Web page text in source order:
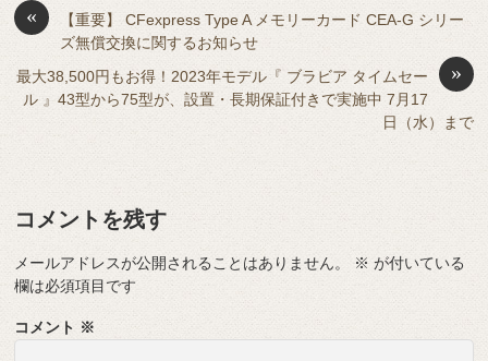
o
o
k
s
y
n
g
er
«
【重要】 CFexpress Type A メモリーカード CEA-G シリー
ズ無償交換に関するお知らせ
»
最大38,500円もお得！2023年モデル『 ブラビア タイムセー
ル 』43型から75型が、設置・長期保証付きで実施中 7月17
日（水）まで
コメントを残す
メールアドレスが公開されることはありません。 ※ が付いている
欄は必須項目です
コメント ※